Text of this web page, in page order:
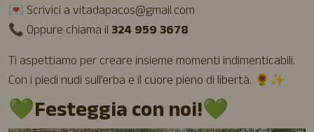
💌 Scrivici avitadapacos@gmail.com
📞 Oppure chiama il324 959 3678
Ti aspettiamo per creare insieme momenti indimenticabili.
Con i piedi nudi sull’erba e il cuore pieno di libertà. 🌻✨
💚Festeggia con noi!💚